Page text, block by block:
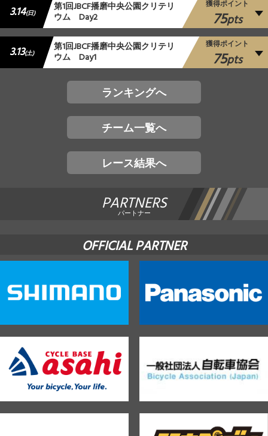
3.14(日) 第1回JBCF播磨中央公園クリテリ
ウム Day2
獲得ポイント
75pts
3.13(土) 第1回JBCF播磨中央公園クリテリ
ウム Day1
獲得ポイント
75pts
ランキングへ
チーム一覧へ
レース結果へ
PARTNERS
パートナー
OFFICIAL PARTNER